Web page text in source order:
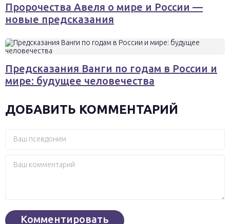
Пророчества Авеля о мире и России —
новые предсказания
Предсказания Ванги по годам в России и
мире: будущее человечества
ДОБАВИТЬ КОММЕНТАРИЙ